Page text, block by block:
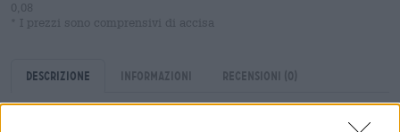
0,08
* I prezzi sono comprensivi di accisa
Descrizione Informazioni Recensioni (0)